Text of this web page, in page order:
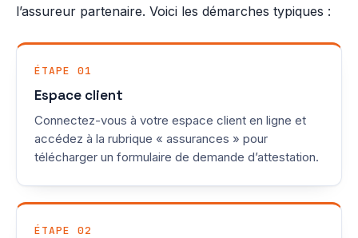
l’assureur partenaire. Voici les démarches typiques :
ÉTAPE 01
Espace client
Connectez-vous à votre espace client en ligne et
accédez à la rubrique « assurances » pour
télécharger un formulaire de demande d’attestation.
ÉTAPE 02